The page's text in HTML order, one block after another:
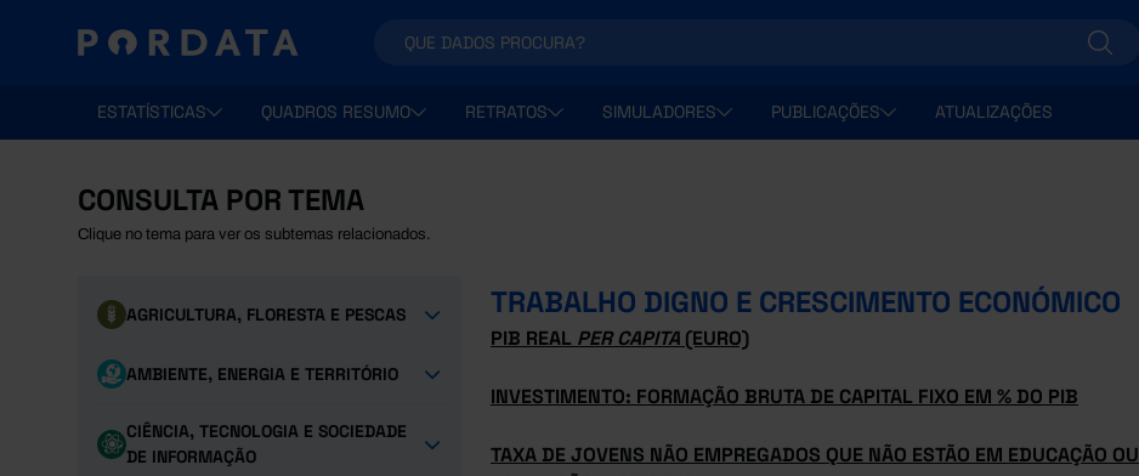
ESTATÍSTICAS QUADROS RESUMO RETRATOS SIMULADORES PUBLICAÇÕES ATUALIZAÇÕES
CONSULTA POR TEMA
Clique no tema para ver os subtemas relacionados.
AGRICULTURA, FLORESTA E PESCAS
AMBIENTE, ENERGIA E TERRITÓRIO
CIÊNCIA, TECNOLOGIA E SOCIEDADE
DE INFORMAÇÃO
TRABALHO DIGNO E CRESCIMENTO ECONÓMICO
PIB REAL PER CAPITA (EURO)
INVESTIMENTO: FORMAÇÃO BRUTA DE CAPITAL FIXO EM % DO PIB
TAXA DE JOVENS NÃO EMPREGADOS QUE NÃO ESTÃO EM EDUCAÇÃO OU